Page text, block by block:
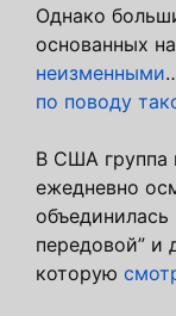
Однако
основанных
неизменными
по поводу
В США группа
ежедневно
объединилась
передовой” и
которую